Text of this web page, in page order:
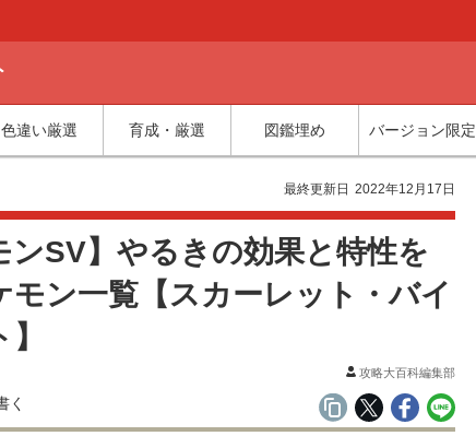
色違い厳選 育成・厳選 図鑑埋め バージョン限定
最終更新日 2022年12月17日
ンSV】やるきの効果と特性を
モン一覧【スカーレット・バイ
攻略大百科編集部